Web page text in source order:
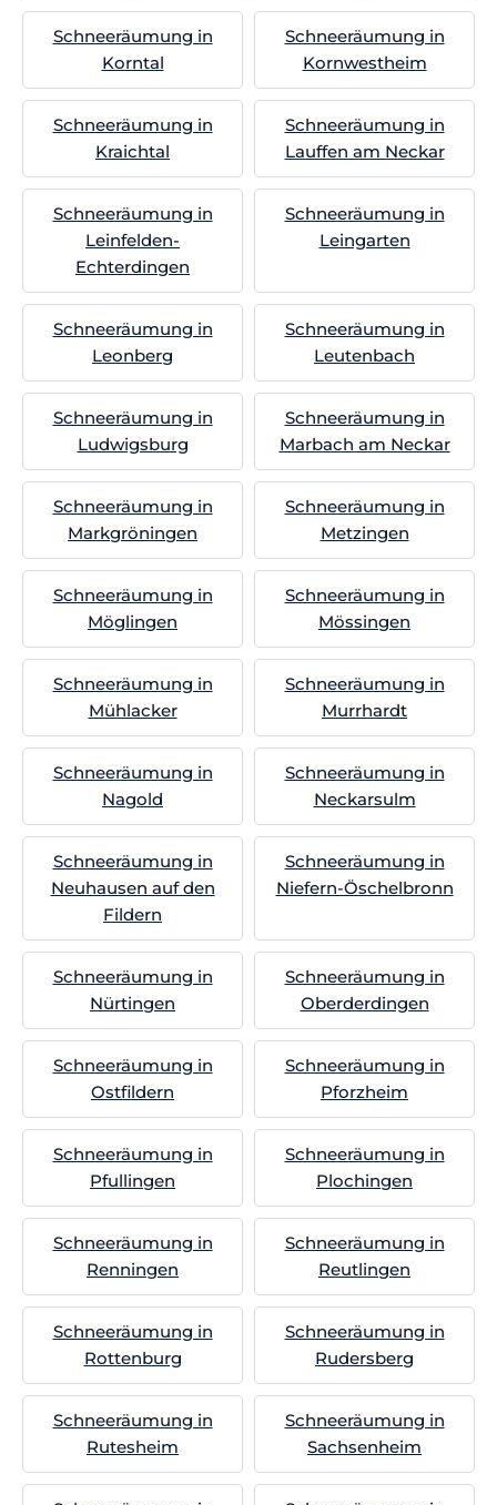
Schneeräumung in
Korntal
Schneeräumung in
Kornwestheim
Schneeräumung in
Kraichtal
Schneeräumung in
Lauffen am Neckar
Schneeräumung in
Leinfelden-
Echterdingen
Schneeräumung in
Leingarten
Schneeräumung in
Leonberg
Schneeräumung in
Leutenbach
Schneeräumung in
Ludwigsburg
Schneeräumung in
Marbach am Neckar
Schneeräumung in
Markgröningen
Schneeräumung in
Metzingen
Schneeräumung in
Möglingen
Schneeräumung in
Mössingen
Schneeräumung in
Mühlacker
Schneeräumung in
Murrhardt
Schneeräumung in
Nagold
Schneeräumung in
Neckarsulm
Schneeräumung in
Neuhausen auf den
Fildern
Schneeräumung in
Niefern-Öschelbronn
Schneeräumung in
Nürtingen
Schneeräumung in
Oberderdingen
Schneeräumung in
Ostfildern
Schneeräumung in
Pforzheim
Schneeräumung in
Pfullingen
Schneeräumung in
Plochingen
Schneeräumung in
Renningen
Schneeräumung in
Reutlingen
Schneeräumung in
Rottenburg
Schneeräumung in
Rudersberg
Schneeräumung in
Rutesheim
Schneeräumung in
Sachsenheim